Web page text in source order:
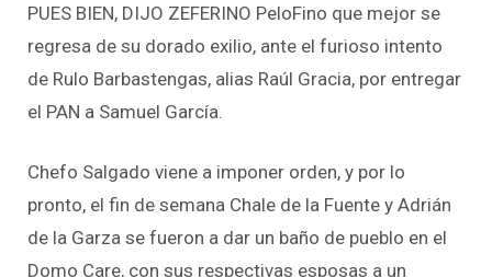
PUES BIEN, DIJO ZEFERINO PeloFino que mejor se
regresa de su dorado exilio, ante el furioso intento
de Rulo Barbastengas, alias Raúl Gracia, por entregar
el PAN a Samuel García.
Chefo Salgado viene a imponer orden, y por lo
pronto, el fin de semana Chale de la Fuente y Adrián
de la Garza se fueron a dar un baño de pueblo en el
Domo Care, con sus respectivas esposas a un